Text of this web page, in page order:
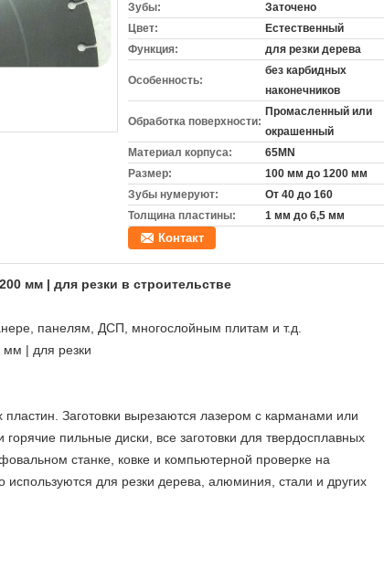
Зубы:
Заточено
Цвет:
Естественный
Функция:
для резки дерева
Особенность:
без карбидных
наконечников
Обработка поверхности:
Промасленный или
окрашенный
Материал корпуса:
65MN
Размер:
100 мм до 1200 мм
Зубы нумеруют:
От 40 до 160
Толщина пластины:
1 мм до 6,5 мм
Контакт
мм | для резки в строительстве
панелям, ДСП, многослойным плитам и т.д.
Заготовки вырезаются лазером с карманами или
пильные диски, все заготовки для твердосплавных
станке, ковке и компьютерной проверке на
используются для резки дерева, алюминия, стали и других